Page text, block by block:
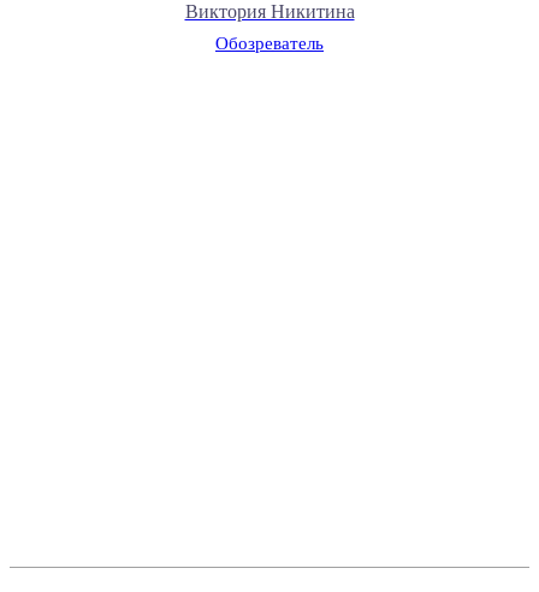
Виктория Никитина
Обозреватель